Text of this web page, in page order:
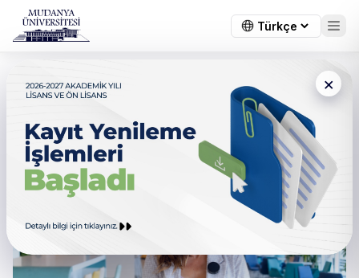
×
Sağlık Bilimleri Fakültesi
Dekanımızın Mesajı